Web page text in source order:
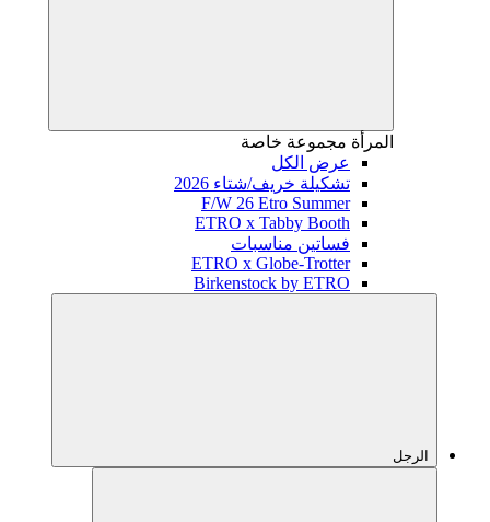
المرأة مجموعة خاصة
عرض الكل
تشكيلة خريف/شتاء 2026
F/W 26 Etro Summer
ETRO x Tabby Booth
فساتين مناسبات
ETRO x Globe-Trotter
Birkenstock by ETRO
الرجل